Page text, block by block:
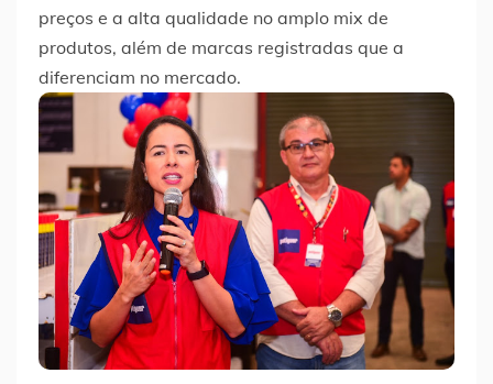
preços e a alta qualidade no amplo mix de
produtos, além de marcas registradas que a
diferenciam no mercado.